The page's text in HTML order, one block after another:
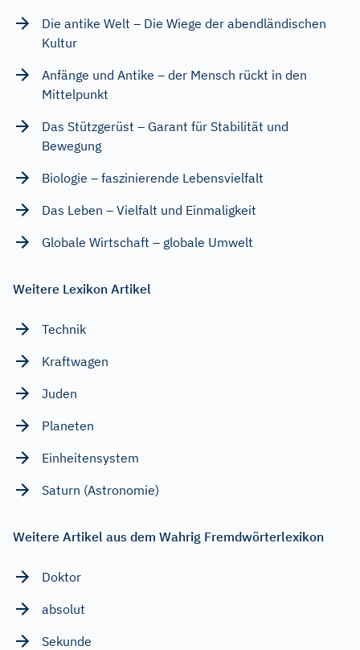
Die antike Welt – Die Wiege der abendländischen
Kultur
Anfänge und Antike – der Mensch rückt in den
Mittelpunkt
Das Stützgerüst – Garant für Stabilität und
Bewegung
Biologie – faszinierende Lebensvielfalt
Das Leben – Vielfalt und Einmaligkeit
Globale Wirtschaft – globale Umwelt
Weitere Lexikon Artikel
Technik
Kraftwagen
Juden
Planeten
Einheitensystem
Saturn (Astronomie)
Weitere Artikel aus dem Wahrig Fremdwörterlexikon
Doktor
absolut
Sekunde